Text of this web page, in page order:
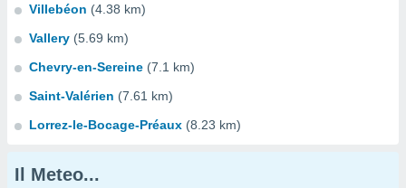
Villebéon (4.38 km)
Vallery (5.69 km)
Chevry-en-Sereine (7.1 km)
Saint-Valérien (7.61 km)
Lorrez-le-Bocage-Préaux (8.23 km)
Il Meteo...